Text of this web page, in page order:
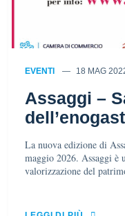
EVENTI 18 MAG
Assaggi –
La nuova edizione di
maggio 2026. Assaggi è
valorizzazione del